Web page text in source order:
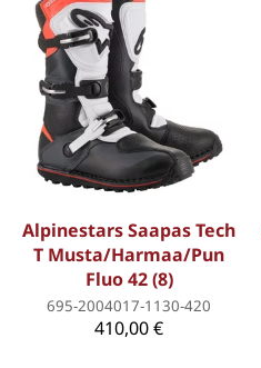
Alpinestars Saapas Tech
T Musta/Harmaa/Pun
Fluo 42 (8)
695-2004017-1130-420
410,00 €